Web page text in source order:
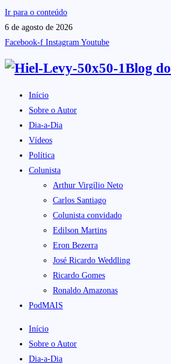
Ir para o conteúdo
6 de agosto de 2026
Facebook-f Instagram Youtube
Blog do
Início
Sobre o Autor
Dia-a-Dia
Vídeos
Política
Colunista
Arthur Virgílio Neto
Carlos Santiago
Colunista convidado
Edilson Martins
Eron Bezerra
José Ricardo Weddling
Ricardo Gomes
Ronaldo Amazonas
PodMAIS
Início
Sobre o Autor
Dia-a-Dia